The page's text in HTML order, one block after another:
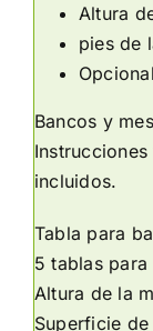
Altura
pies de
Bancos y
incluidos.
Tabla para
5 tablas
Altura de la
Superficie